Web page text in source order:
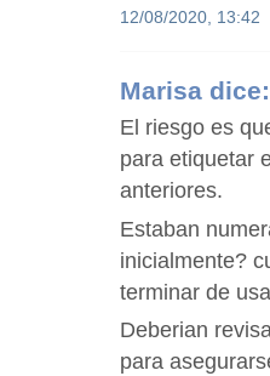
12/08/2020, 13:42
Marisa dice:
El riesgo es
para etiquetar
anteriores.
Estaban
inicialmente?
terminar de
Deberian
para